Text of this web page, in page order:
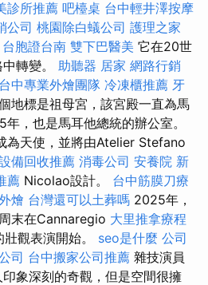
診所推薦 吧檯桌 台中輕井澤按摩
公司 桃園除白蟻公司 護理之家
台胞證台南 雙下巴醫美 它在20世
轉變。 助聽器 居家 網路行銷
台中專業外燴團隊 冷凍櫃推薦 牙
地標是祖母宮，該宮殿一直為馬
，也是馬耳他總統的辦公室。
為天使，並將由Atelier Stefano
備回收推薦 消毒公司 安養院 新
薦 Nicolao設計。 台中筋膜刀療
燴 台灣還可以土葬嗎 2025年，
末在Cannaregio 大里推拿療程
觀表演開始。 seo是什麼 公司
司 台中搬家公司推薦 雜技演員
象深刻的奇觀，但是空間很擁